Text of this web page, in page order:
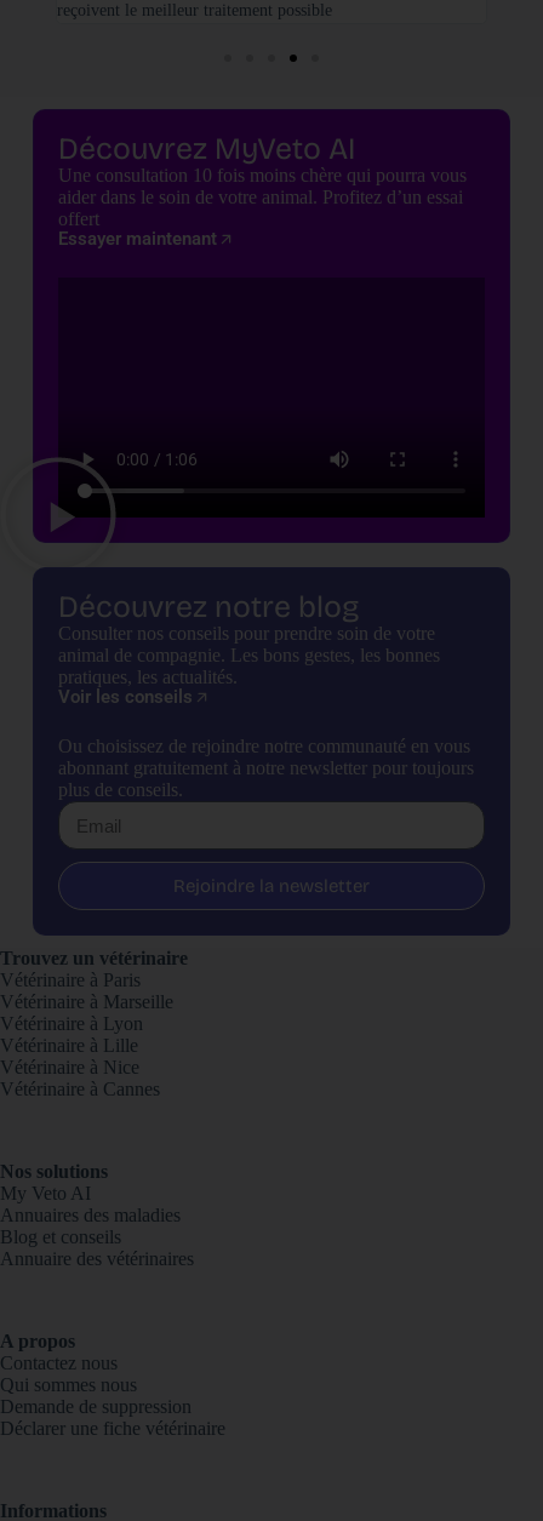
reçoivent le meilleur traitement possible
Découvrez MyVeto AI
Une consultation 10 fois moins chère qui pourra vous
aider dans le soin de votre animal. Profitez d’un essai
offert
Essayer maintenant
Découvrez notre blog
Consulter nos conseils pour prendre soin de votre
animal de compagnie. Les bons gestes, les bonnes
pratiques, les actualités.
Voir les conseils
Ou choisissez de rejoindre notre communauté en vous
abonnant gratuitement à notre newsletter pour toujours
plus de conseils.
Rejoindre la newsletter
Trouvez un vétérinaire
Vétérinaire à Paris
Vétérinaire à Marseille
Vétérinaire à Lyon
Vétérinaire à Lille
Vétérinaire à Nice
Vétérinaire à Cannes
Nos solutions
My Veto AI
Annuaires des maladies
Blog et conseils
Annuaire des vétérinaires
A propos
Contactez nous
Qui sommes nous
Demande de suppression
Déclarer une fiche vétérinaire
Informations